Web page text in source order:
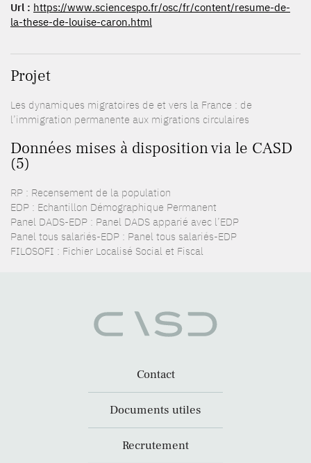
Url : https://www.sciencespo.fr/osc/fr/content/resume-de-
la-these-de-louise-caron.html
Projet
Les dynamiques migratoires de et vers la France : de
l’immigration permanente aux migrations circulaires
Données mises à disposition via le CASD
(5)
RP : Recensement de la population
EDP : Echantillon Démographique Permanent
Panel DADS-EDP : Panel DADS apparié avec l’EDP
Panel tous salariés-EDP : Panel tous salariés-EDP
FILOSOFI : Fichier Localisé Social et Fiscal
Contact
Documents utiles
Recrutement